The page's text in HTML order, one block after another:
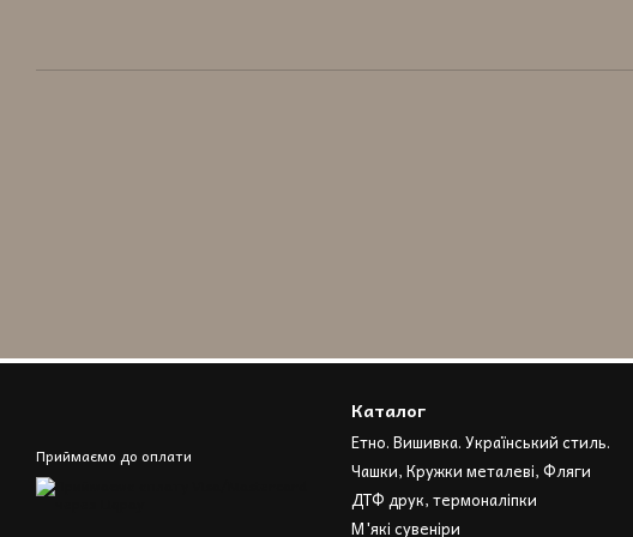
Приймаємо до оплати
Каталог
Етно. Вишивка. Український стиль.
Чашки, Кружки металеві, Фляги
ДТФ друк, термоналіпки
М'які сувеніри